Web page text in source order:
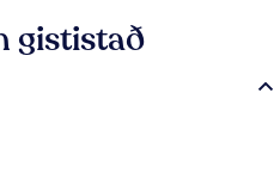
gististað